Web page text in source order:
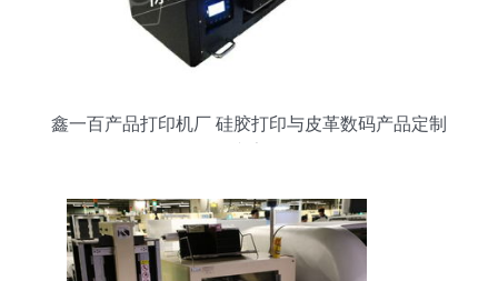
鑫一百产品打印机厂 硅胶打印与皮革数码产品定制